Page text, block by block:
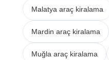
Malatya araç kiralama
Mardin araç kiralama
Muğla araç kiralama